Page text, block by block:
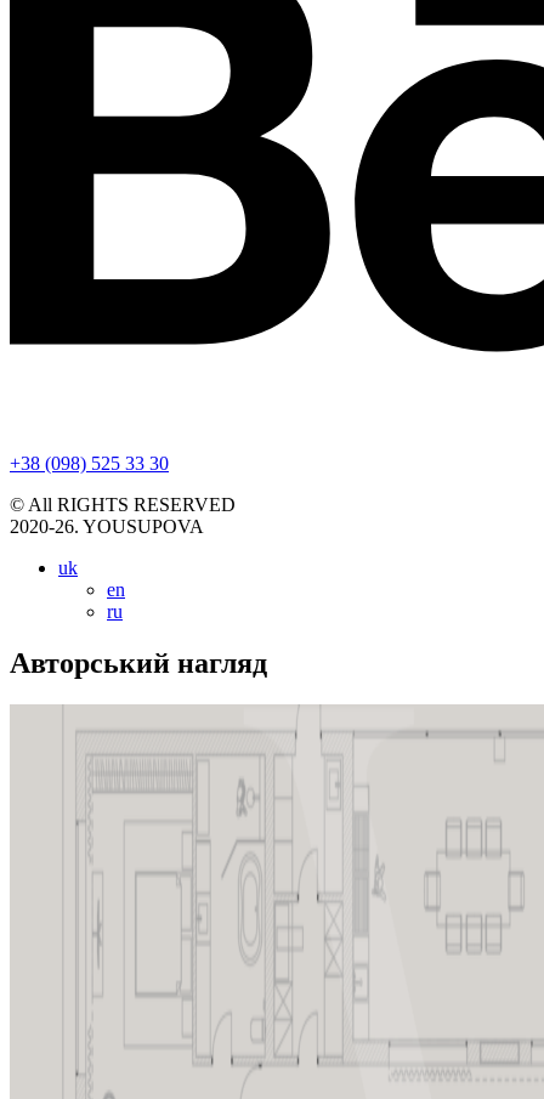
+38 (098) 525 33 30
© All RIGHTS RESERVED
2020-26. YOUSUPOVA
uk
en
ru
Aвторський нагляд